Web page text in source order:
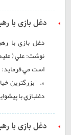
دغل بازی با
دغل بازی با
نوشت: علي (
است مي فرمايد:
». "بزرگترين
دغلبازي با
دغل بازی با